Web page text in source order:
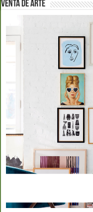
VENTA DE ARTE